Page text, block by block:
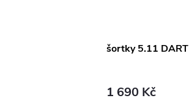
šortky 5.11 DART
1 690 Kč